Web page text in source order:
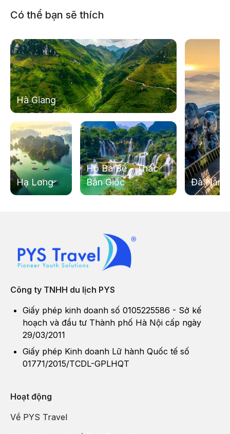
Có thể bạn sẽ thích
Hà Giang
Đà Nẵng
Hạ Long
Hồ Ba Bể - Thác
Bản Giốc
Công ty TNHH du lịch PYS
Giấy phép kinh doanh số 0105225586 - Sở kế
hoạch và đầu tư Thành phố Hà Nội cấp ngày
29/03/2011
Giấy phép Kinh doanh Lữ hành Quốc tế số
01771/2015/TCDL-GPLHQT
Hoạt động
Về PYS Travel